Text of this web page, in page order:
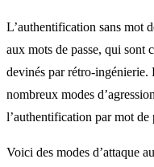
L’authentification sans mot
aux mots de passe, qui sont
devinés par rétro-ingénierie.
nombreux modes
l’authentification par mot de
Voici des modes d’attaque